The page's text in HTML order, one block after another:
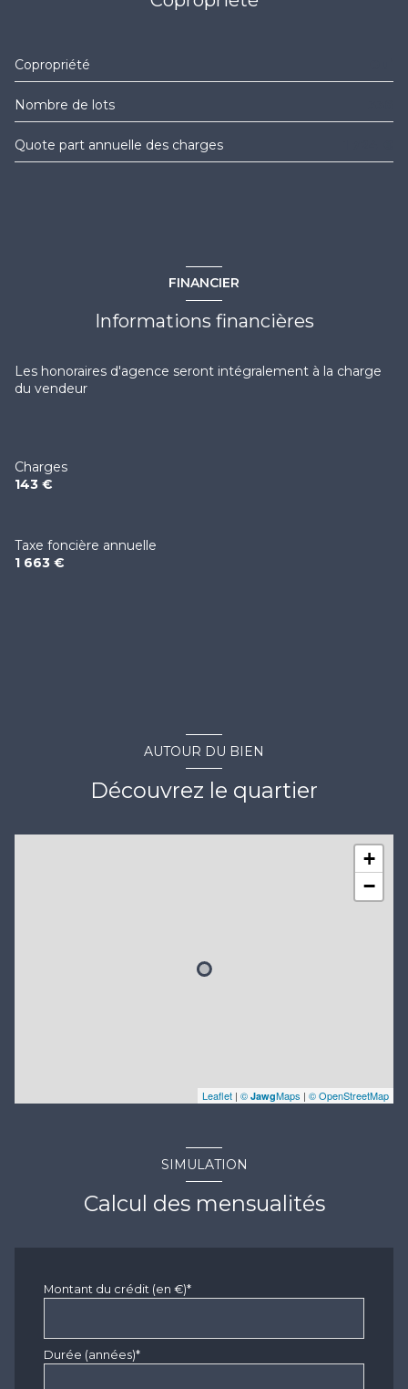
interphone
quartier MONT SAINT-CLAIR
Copropriété
Nombre de lots
Quote part annuelle des charges
FINANCIER
Informations financières
Les honoraires d'agence seront intégralement à la charge
du vendeur
Charges
143 €
Taxe foncière annuelle
1 663 €
AUTOUR DU BIEN
Découvrez le quartier
+
−
Leaflet | © JawgMaps | © OpenStreetMap
SIMULATION
Calcul des mensualités
Montant du crédit (en €)*
Durée (années)*